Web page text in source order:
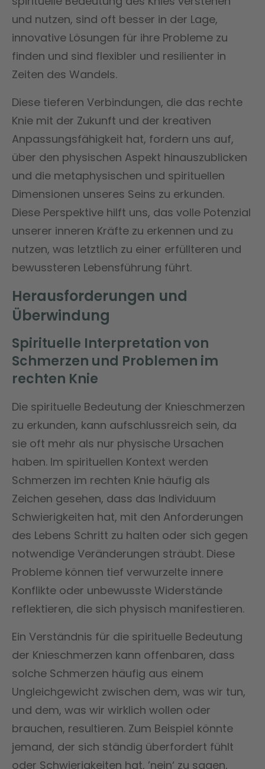
und nutzen, sind oft besser in der Lage,
innovative Lösungen für ihre Probleme zu
finden und sind flexibler und resilienter in
Zeiten des Wandels.
Diese tieferen Verbindungen, die das rechte
Knie mit der Zukunft und der kreativen
Anpassungsfähigkeit hat, fordern uns auf,
über den physischen Aspekt hinauszublicken
und die metaphysischen und spirituellen
Dimensionen unseres Seins zu erkunden.
Diese Perspektive hilft uns, das volle Potenzial
unserer inneren Kräfte zu erkennen und zu
nutzen, was letztlich zu einer erfüllteren und
bewussteren Lebensführung führt.
Herausforderungen und
Überwindung
Spirituelle Interpretation von
Schmerzen und Problemen im
rechten Knie
Die spirituelle Bedeutung der Knieschmerzen
zu erkunden, kann aufschlussreich sein, da
sie oft mehr als nur physische Ursachen
haben. Im spirituellen Kontext werden
Schmerzen im rechten Knie häufig als
Zeichen gesehen, dass das Individuum
Schwierigkeiten hat, mit den Anforderungen
des Lebens Schritt zu halten oder sich gegen
notwendige Veränderungen sträubt. Diese
Probleme können tief verwurzelte innere
Konflikte oder unbewusste Widerstände
reflektieren, die sich physisch manifestieren.
Ein Verständnis für die spirituelle Bedeutung
der Knieschmerzen kann offenbaren, dass
solche Schmerzen häufig aus einem
Ungleichgewicht zwischen dem, was wir tun,
und dem, was wir wirklich wollen oder
brauchen, resultieren. Zum Beispiel könnte
jemand, der sich ständig überfordert fühlt
oder Schwierigkeiten hat, ’nein‘ zu sagen,